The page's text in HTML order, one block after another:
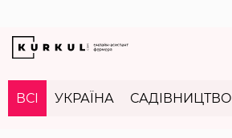
ВСІ УКРАЇНА САДІВНИЦТВО